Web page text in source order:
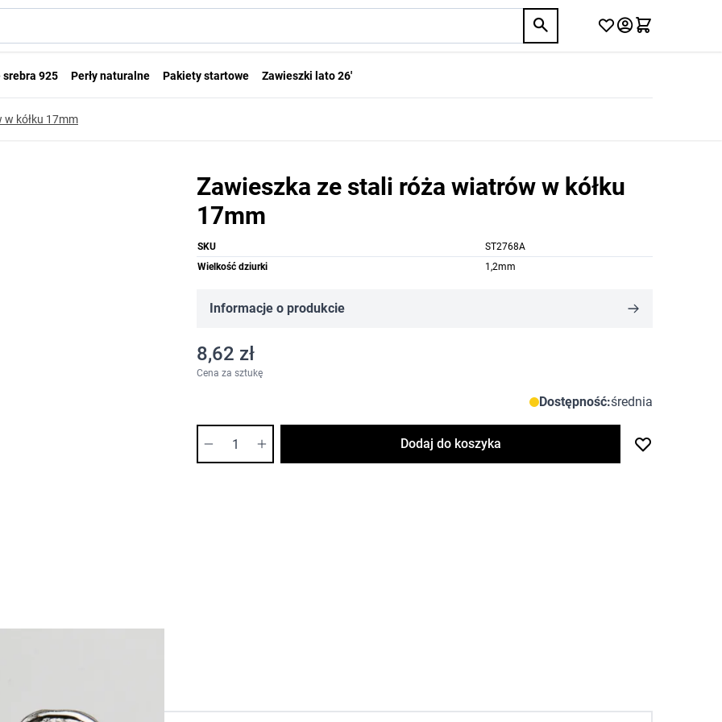
srebra 925 Perły naturalne Pakiety startowe Zawieszki lato 26'
kółku 17mm
Zawieszka ze stali róża wiatrów w kółku
17mm
SKU
ST2768A
Wielkość dziurki
1,2mm
Informacje o produkcie
8,62 zł
Cena za sztukę
Dostępność:średnia
Dodaj do koszyka